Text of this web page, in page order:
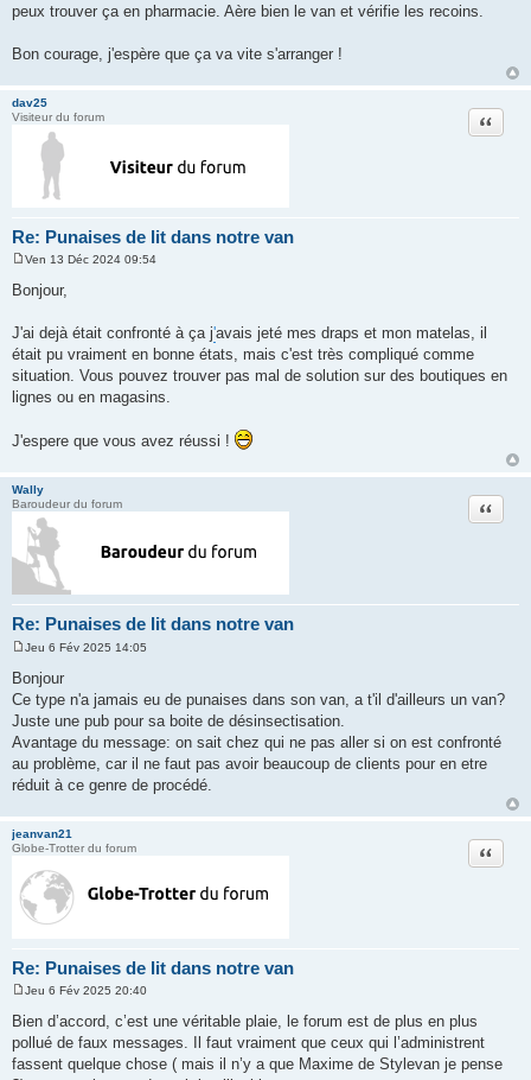
peux trouver ça en pharmacie. Aère bien le van et vérifie les recoins.
Bon courage, j'espère que ça va vite s'arranger !
dav25
Visiteur du forum
Re: Punaises de lit dans notre van
Citation
e
s
a
g
e
Ven 13 Déc 2024 09:54
Bonjour,
J'ai dejà était confronté à ça j'avais jeté mes draps et mon matelas, il
était pu vraiment en bonne états, mais c'est très compliqué comme
situation. Vous pouvez trouver pas mal de solution sur des boutiques en
lignes ou en magasins.
J'espere que vous avez réussi !
Wally
Baroudeur du forum
Re: Punaises de lit dans notre van
Citation
s
s
g
e
Jeu 6 Fév 2025 14:05
Bonjour
Ce type n'a jamais eu de punaises dans son van, a t'il d'ailleurs un van?
Juste une pub pour sa boite de désinsectisation.
Avantage du message: on sait chez qui ne pas aller si on est confronté
au problème, car il ne faut pas avoir beaucoup de clients pour en etre
réduit à ce genre de procédé.
jeanvan21
Globe-Trotter du forum
Re: Punaises de lit dans notre van
Citation
e
s
s
a
g
Jeu 6 Fév 2025 20:40
Bien d’accord, c’est une véritable plaie, le forum est de plus en plus
pollué de faux messages. Il faut vraiment que ceux qui l’administrent
fassent quelque chose ( mais il n’y a que Maxime de Stylevan je pense